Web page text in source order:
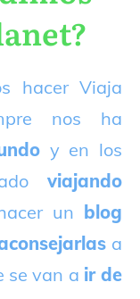
hacer Viaja
nos ha
y en los
viajando
un blog
a
se van a ir de